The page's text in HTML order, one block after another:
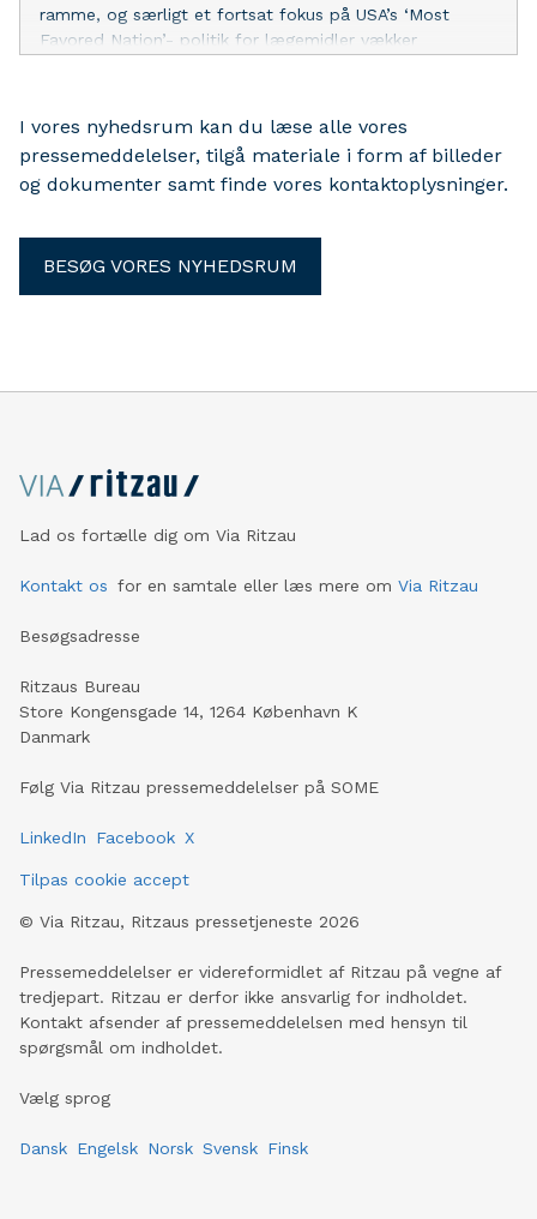
ramme, og særligt et fortsat fokus på USA’s ‘Most
Favored Nation’- politik for lægemidler vækker
I vores nyhedsrum kan du læse alle vores
pressemeddelelser, tilgå materiale i form af billeder
og dokumenter samt finde vores kontaktoplysninger.
BESØG VORES NYHEDSRUM
Lad os fortælle dig om Via Ritzau
Kontakt os for en samtale eller læs mere om Via Ritzau
Besøgsadresse
Ritzaus Bureau
Store Kongensgade 14, 1264 København K
Danmark
Følg Via Ritzau pressemeddelelser på SOME
LinkedIn Facebook X
Tilpas cookie accept
© Via Ritzau, Ritzaus pressetjeneste 2026
Pressemeddelelser er videreformidlet af Ritzau på vegne af
tredjepart. Ritzau er derfor ikke ansvarlig for indholdet.
Kontakt afsender af pressemeddelelsen med hensyn til
spørgsmål om indholdet.
Vælg sprog
Dansk Engelsk Norsk Svensk Finsk